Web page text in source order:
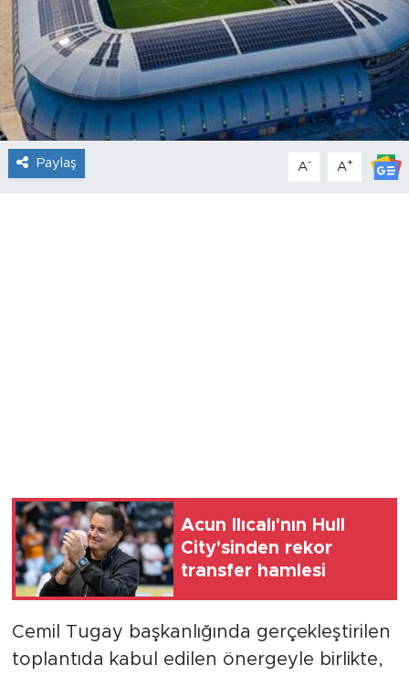
Paylaş A- A+
Acun Ilıcalı'nın Hull
City'sinden rekor
transfer hamlesi
Cemil Tugay başkanlığında gerçekleştirilen
toplantıda kabul edilen önergeyle birlikte,